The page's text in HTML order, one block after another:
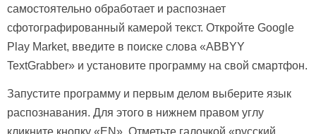
самостоятельно обработает и распознает
сфотографированный камерой текст. Откройте Google
Play Market, введите в поиске слова «ABBYY
TextGrabber» и установите программу на свой смартфон.
Запустите программу и первым делом выберите язык
распознавания. Для этого в нижнем правом углу
кликните кнопку «EN». Отметьте галочкой «русский